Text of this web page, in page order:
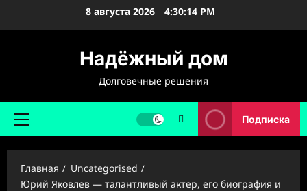
8 августа 2026 4:30:15 PM
Надёжный дом
Долговечные решения
Основное
Подписка
Главная
Uncategorised
Юрий Яковлев — талантливый актер, его биография и